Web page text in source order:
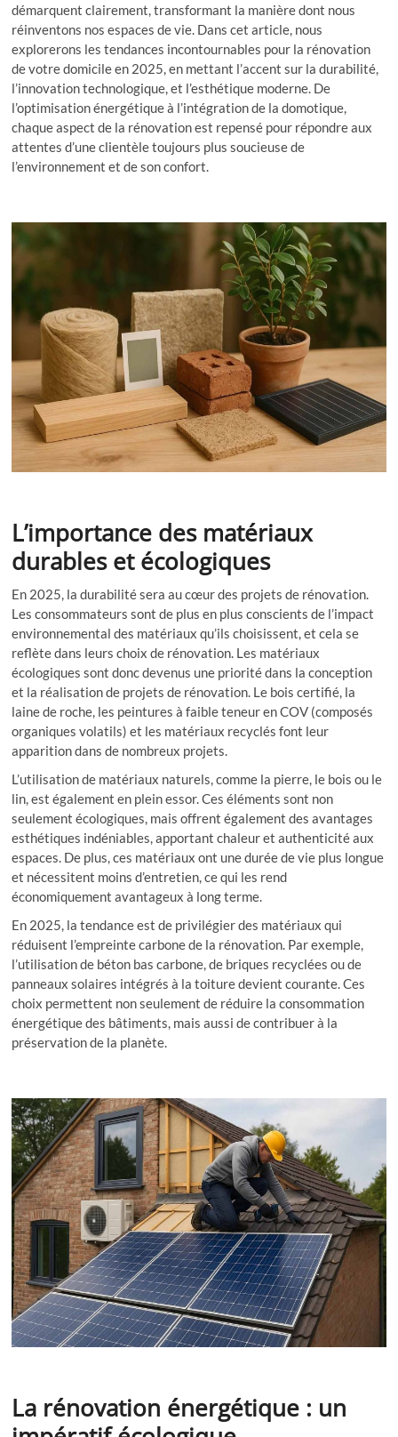
démarquent clairement, transformant la manière dont nous
réinventons nos espaces de vie. Dans cet article, nous
explorerons les tendances incontournables pour la rénovation
de votre domicile en 2025, en mettant l’accent sur la durabilité,
l’innovation technologique, et l’esthétique moderne. De
l’optimisation énergétique à l’intégration de la domotique,
chaque aspect de la rénovation est repensé pour répondre aux
attentes d’une clientèle toujours plus soucieuse de
l’environnement et de son confort.
L’importance des matériaux
durables et écologiques
En 2025, la durabilité sera au cœur des projets de rénovation.
Les consommateurs sont de plus en plus conscients de l’impact
environnemental des matériaux qu’ils choisissent, et cela se
reflète dans leurs choix de rénovation. Les matériaux
écologiques sont donc devenus une priorité dans la conception
et la réalisation de projets de rénovation. Le bois certifié, la
laine de roche, les peintures à faible teneur en COV (composés
organiques volatils) et les matériaux recyclés font leur
apparition dans de nombreux projets.
L’utilisation de matériaux naturels, comme la pierre, le bois ou le
lin, est également en plein essor. Ces éléments sont non
seulement écologiques, mais offrent également des avantages
esthétiques indéniables, apportant chaleur et authenticité aux
espaces. De plus, ces matériaux ont une durée de vie plus longue
et nécessitent moins d’entretien, ce qui les rend
économiquement avantageux à long terme.
En 2025, la tendance est de privilégier des matériaux qui
réduisent l’empreinte carbone de la rénovation. Par exemple,
l’utilisation de béton bas carbone, de briques recyclées ou de
panneaux solaires intégrés à la toiture devient courante. Ces
choix permettent non seulement de réduire la consommation
énergétique des bâtiments, mais aussi de contribuer à la
préservation de la planète.
La rénovation énergétique : un